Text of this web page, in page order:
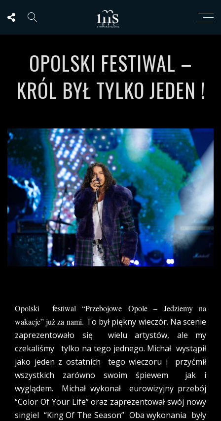
OPOLSKI FESTIWAL –
KRÓL BYŁ TYLKO JEDEN !
Opolski festiwal “Przebojowe Opole – Jedziemy na
wakacje” już za nami. To był piękny wieczór. Na scenie
zaprezentowało się wielu artystów, ale my
czekaliśmy tylko na tego jednego. Michał wystąpił
jako jeden z ostatnich tego wieczoru i przyćmił
wszystkich zarówno swoim śpiewem jak i
wyglądem. Michał wykonał eurowizyjny przebój
“Color Of Your Life” oraz zaprezentował swój nowy
singiel “King Of The Season” Oba wykonania były